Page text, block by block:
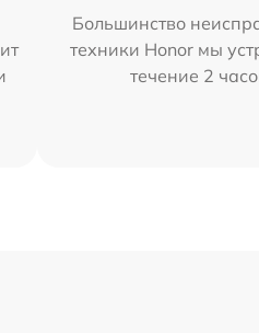
Большинство
техники Honor мы
течение 2